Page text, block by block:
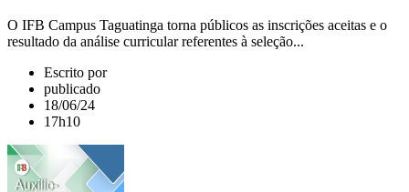
O IFB Campus Taguatinga torna públicos as inscrições aceitas e o
resultado da análise curricular referentes à seleção...
Escrito por
publicado
18/06/24
17h10